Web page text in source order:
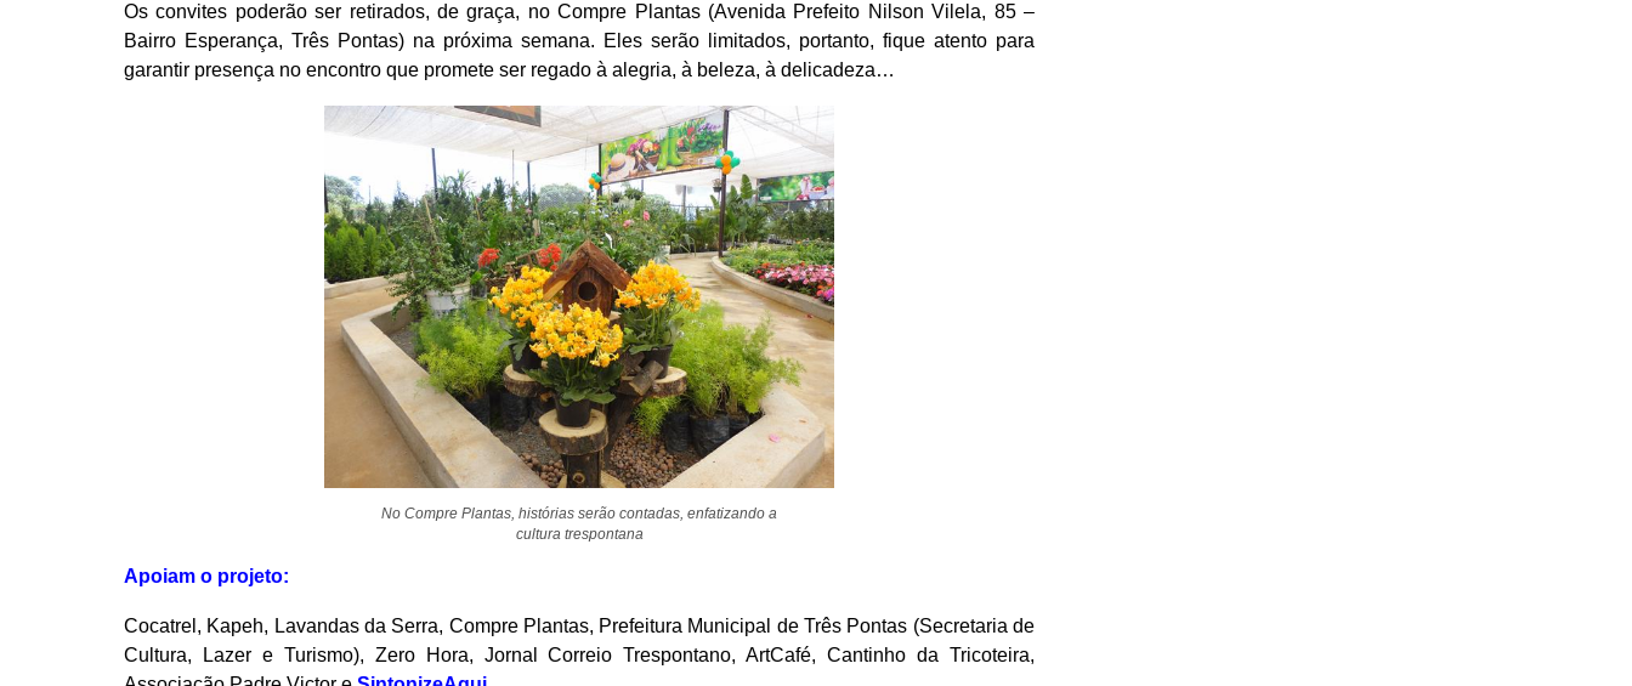
Os convites poderão ser retirados, de graça, no Compre Plantas (Avenida Prefeito Nilson Vilela, 85 –
Bairro Esperança, Três Pontas) na próxima semana. Eles serão limitados, portanto, fique atento para
garantir presença no encontro que promete ser regado à alegria, à beleza, à delicadeza…
No Compre Plantas, histórias serão contadas, enfatizando a
cultura trespontana
Apoiam o projeto:
Cocatrel, Kapeh, Lavandas da Serra, Compre Plantas, Prefeitura Municipal de Três Pontas (Secretaria de
Cultura, Lazer e Turismo), Zero Hora, Jornal Correio Trespontano, ArtCafé, Cantinho da Tricoteira,